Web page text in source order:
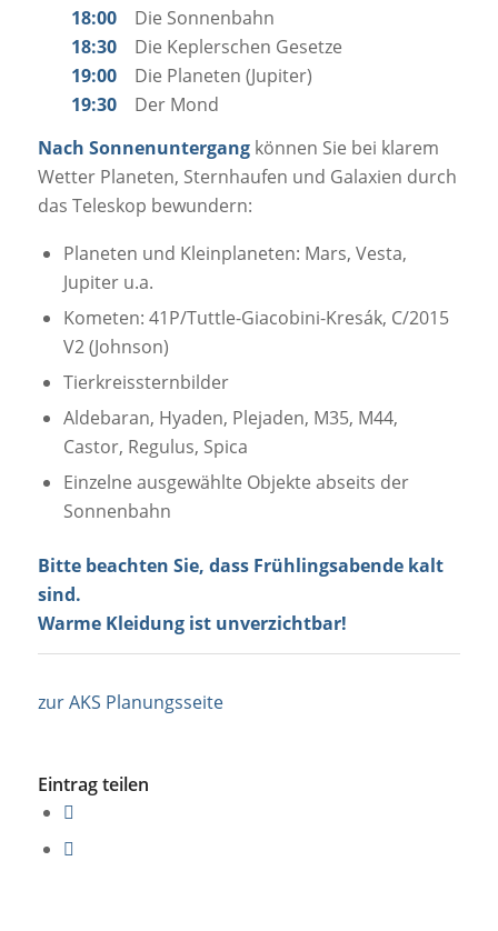
18:00Die Sonnenbahn
18:30Die Keplerschen Gesetze
19:00
Die Planeten (Jupiter)
19:30Der Mond
Nach Sonnenuntergangkönnen Sie bei klarem
Wetter Planeten, Sternhaufen und Galaxien durch
das Teleskop bewundern:
Planeten und Kleinplaneten: Mars, Vesta,
Jupiter u.a.
Kometen: 41P/Tuttle-Giacobini-Kresák, C/2015
V2 (Johnson)
Tierkreissternbilder
Aldebaran, Hyaden, Plejaden, M35, M44,
Castor, Regulus, Spica
Einzelne ausgewählte Objekte abseits der
Sonnenbahn
Bitte beachten Sie, dass Frühlingsabende kalt
sind.
Warme Kleidung ist unverzichtbar!
zur AKS Planungsseite
Eintrag teilen